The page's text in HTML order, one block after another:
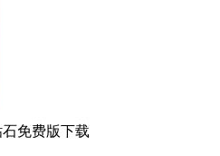
免费版下载